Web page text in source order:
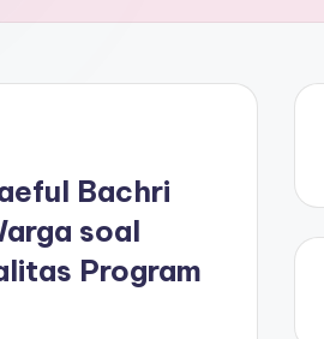
Bachri
soal
Program